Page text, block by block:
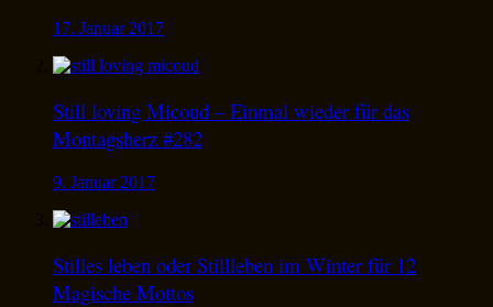
17. Januar 2017
Still loving Micoud – Einmal wieder für das
Montagsherz #282
9. Januar 2017
Stilles leben oder Stillleben im Winter für 12
Magische Mottos